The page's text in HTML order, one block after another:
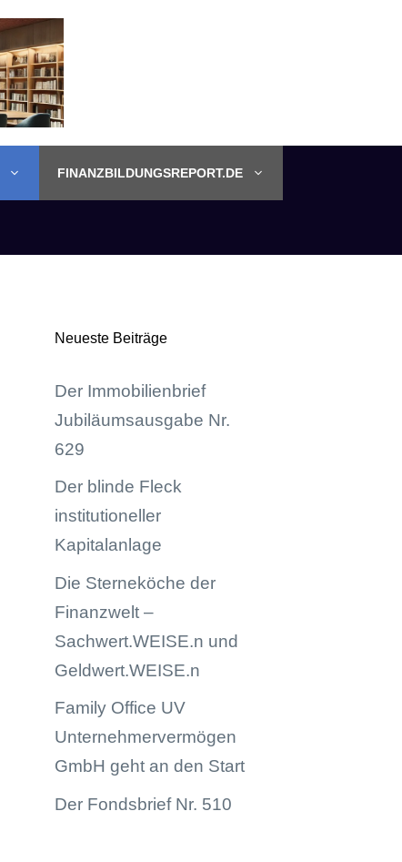
FINANZBILDUNGSREPORT.DE
Neueste Beiträge
Der Immobilienbrief
Jubiläumsausgabe Nr.
629
Der blinde Fleck
institutioneller
Kapitalanlage
Die Sterneköche der
Finanzwelt –
Sachwert.WEISE.n und
Geldwert.WEISE.n
Family Office UV
Unternehmervermögen
GmbH geht an den Start
Der Fondsbrief Nr. 510